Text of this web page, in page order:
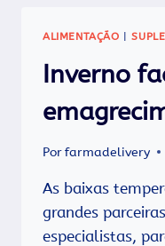
SÃO
A
TER
CÂNCER
MAMA
ALIMENTAÇÃO |
Inverno
Porfarmadelivery
As baixas
grandes
especialistas,